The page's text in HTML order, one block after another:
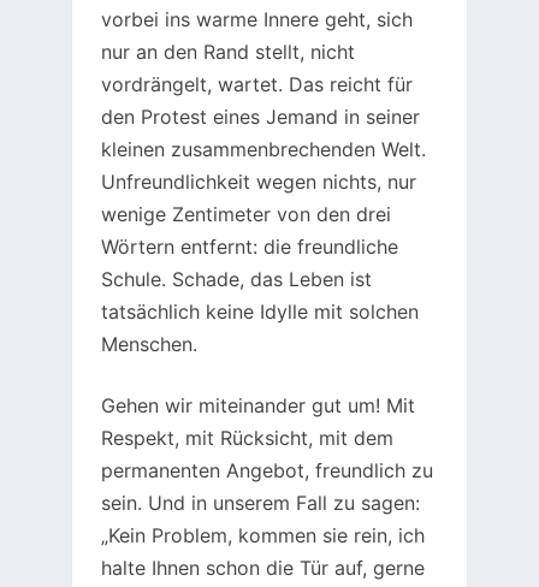
vorbei ins warme Innere geht, sich
nur an den Rand stellt, nicht
vordrängelt, wartet. Das reicht für
den Protest eines Jemand in seiner
kleinen zusammenbrechenden Welt.
Unfreundlichkeit wegen nichts, nur
wenige Zentimeter von den drei
Wörtern entfernt: die freundliche
Schule. Schade, das Leben ist
tatsächlich keine Idylle mit solchen
Menschen.
Gehen wir miteinander gut um! Mit
Respekt, mit Rücksicht, mit dem
permanenten Angebot, freundlich zu
sein. Und in unserem Fall zu sagen:
„Kein Problem, kommen sie rein, ich
halte Ihnen schon die Tür auf, gerne